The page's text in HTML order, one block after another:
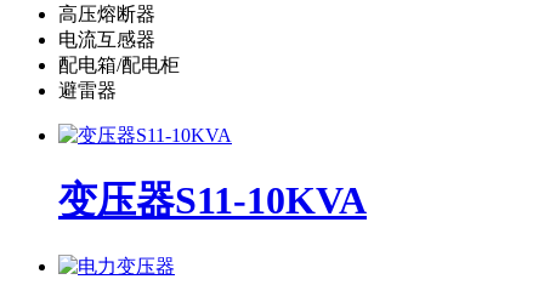
高压熔断器
电流互感器
配电箱/配电柜
避雷器
变压器S11-10KVA